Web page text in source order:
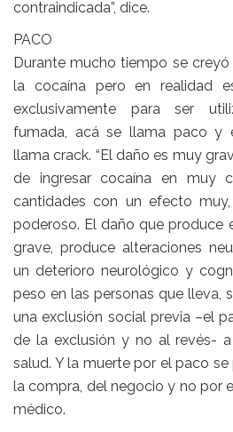
contraindicada”, dice.
PACO
Durante mucho tiempo se
la cocaína pero en realidad
exclusivamente para ser
fumada, acá se llama paco y
llama crack. “El daño es muy
de ingresar cocaína en muy
cantidades con un efecto
poderoso. El daño que produce
grave, produce alteraciones
un deterioro neurológico y
peso en las personas que lleva,
una exclusión social previa –el
de la exclusión y no al revés-
salud. Y la muerte por el paco
la compra, del negocio y no por
médico.